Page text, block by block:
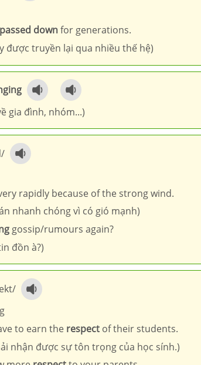
passed downfor generations.
được truyền lại qua nhiều thế hệ)
gia đình, nhóm...)
rapidly because of the strong wind.
nhanh chóng vì có gió mạnh)
gossip/rumours again?
đồn à?)
to earn the respect of their students.
nhận được sự tôn trọng của học sính.)